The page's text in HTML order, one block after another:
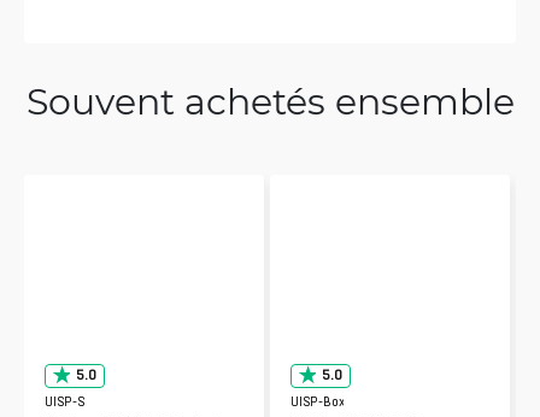
Souvent achetés ensemble
5.0
UISP-S
5.0
UISP-Box